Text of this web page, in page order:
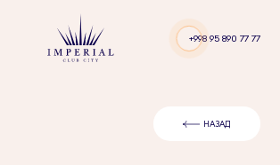
+998 95 890 77 77
НАЗАД